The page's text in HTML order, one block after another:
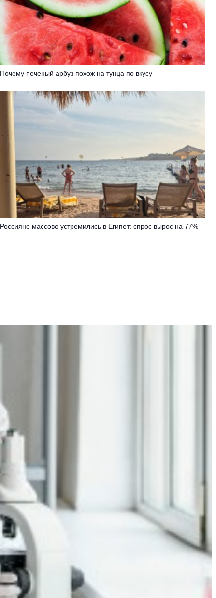
Почему печеный арбуз похож на тунца по вкусу
Россияне массово устремились в Египет: спрос вырос на 77%